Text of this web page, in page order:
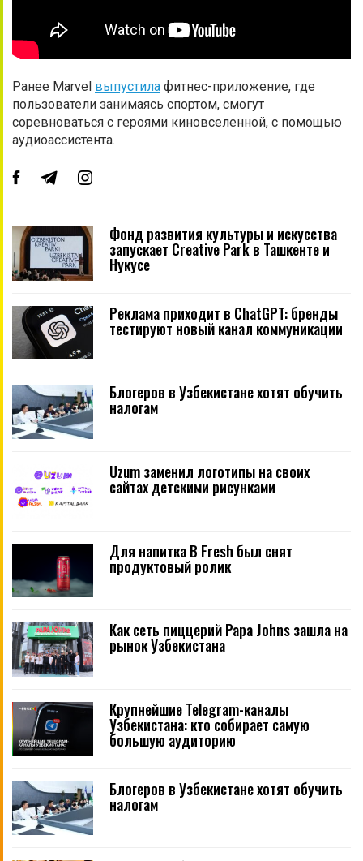
Ранее Marvel выпустила фитнес-приложение, где
пользователи занимаясь спортом, смогут
соревноваться с героями киновселенной, с помощью
аудиоассистента.
Фонд развития культуры и искусства
запускает Creative Park в Ташкенте и
Нукусе
Реклама приходит в ChatGPT: бренды
тестируют новый канал коммуникации
Блогеров в Узбекистане хотят обучить
налогам
Uzum заменил логотипы на своих
сайтах детскими рисунками
Для напитка B Fresh был снят
продуктовый ролик
Как сеть пиццерий Papa Johns зашла на
рынок Узбекистана
Крупнейшие Telegram-каналы
Узбекистана: кто собирает самую
большую аудиторию
Блогеров в Узбекистане хотят обучить
налогам